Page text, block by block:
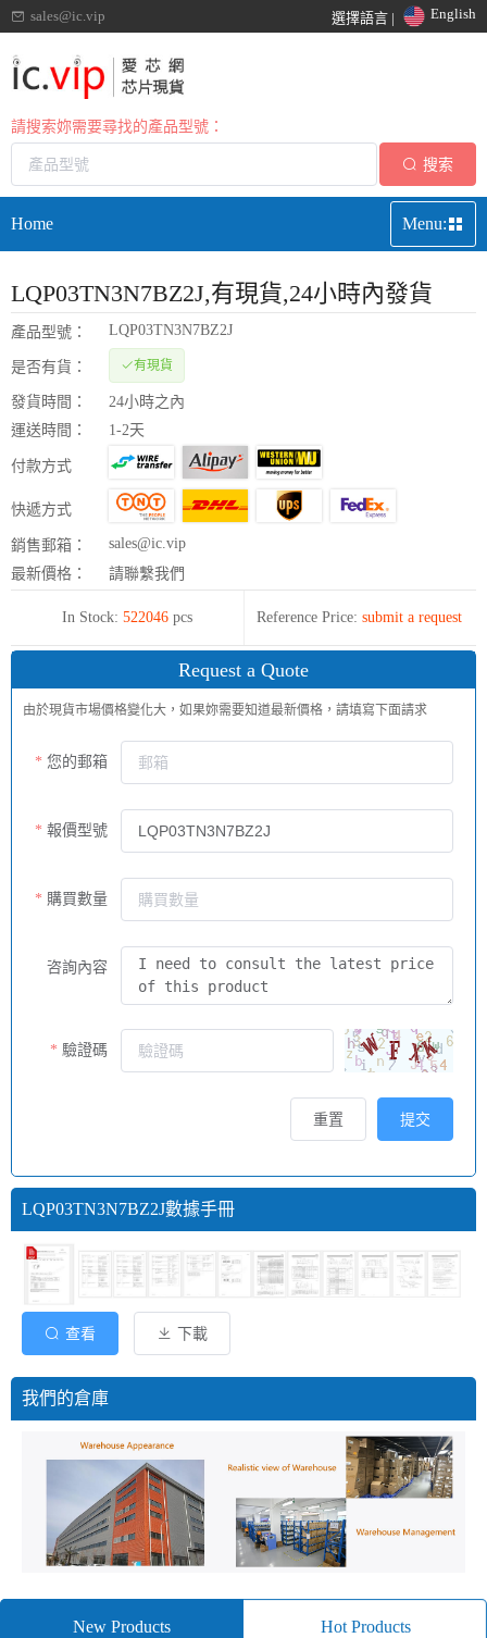
sales@ic.vip 選擇語言 | English
請搜索妳需要尋找的產品型號：
搜索
Home Menu:
LQP03TN3N7BZ2J,有現貨,24小時內發貨
產品型號： LQP03TN3N7BZ2J
是否有貨： 有現貨
發貨時間：
24小時之內
運送時間：
1-2天
付款方式
快遞方式
銷售郵箱：
sales@ic.vip
最新價格：
請聯繫我們
In Stock: 522046 pcs Reference Price: submit a request
Request a Quote
由於現貨市場價格變化大，如果妳需要知道最新價格，請填寫下面請求
您的郵箱
報價型號
購買數量
咨詢內容
驗證碼
提交
重置
LQP03TN3N7BZ2J數據手冊
查看 下載
我們的倉庫
New Products Hot Products